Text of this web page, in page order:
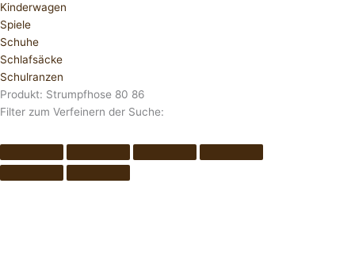
Kinderwagen
Spiele
Schuhe
Schlafsäcke
Schulranzen
Produkt: Strumpfhose 80 86
Filter zum Verfeinern der Suche: